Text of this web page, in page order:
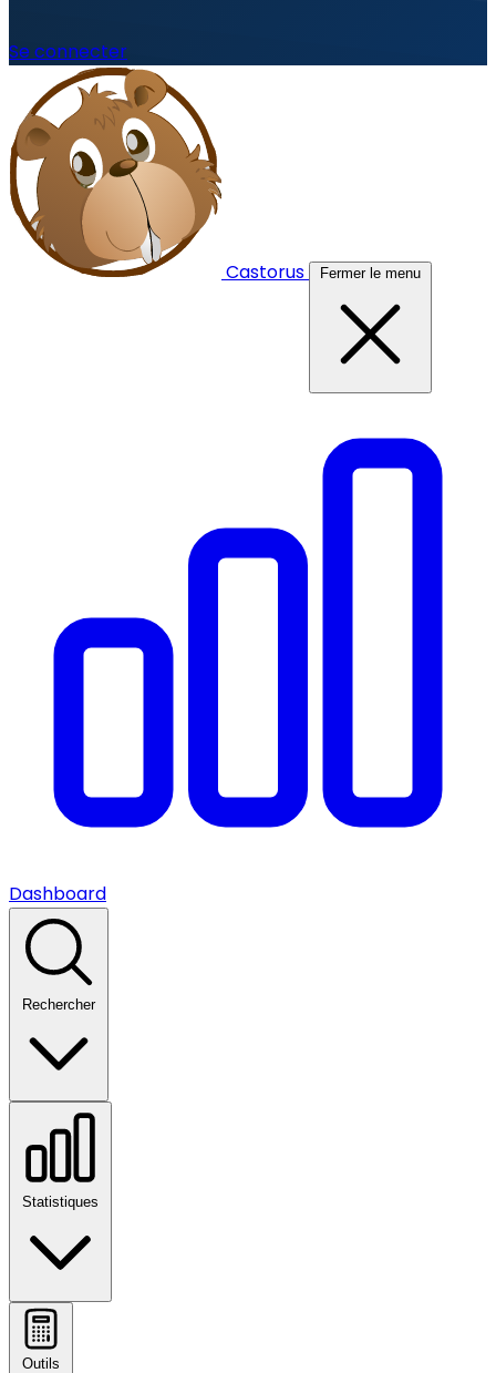
Se connecter
Castorus Fermer le menu
Dashboard
Rechercher
Statistiques
Outils